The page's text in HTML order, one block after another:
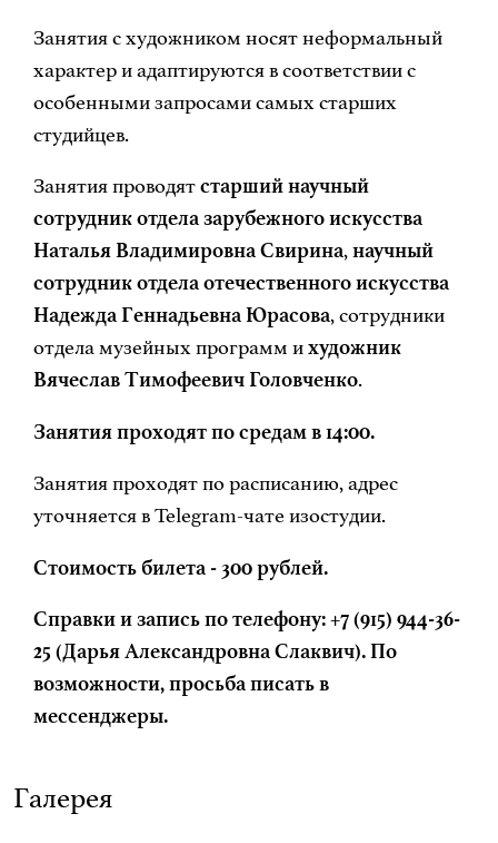
Занятия с художником носят неформальный
характер и адаптируются в соответствии с
особенными запросами самых старших
студийцев.
Занятия проводятстарший научный
сотрудник отдела зарубежного искусства
Наталья Владимировна Свирина,научный
сотрудник отдела отечественного искусства
Надежда Геннадьевна Юрасова, сотрудники
отдела музейных программ ихудожник
Вячеслав Тимофеевич Головченко.
Занятия проходят по средам в 14:00.
Занятия проходят по расписанию, адрес
уточняется в Telegram-чате изостудии.
Стоимость билета - 300 рублей.
Справки и запись по телефону: +7 (915) 944-36-
25 (Дарья Александровна Слаквич). По
возможности, просьба писать в
мессенджеры.
Галерея